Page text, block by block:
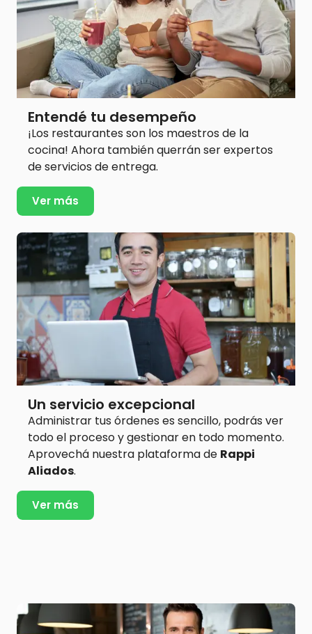
Entendé tu desempeño
¡Los restaurantes son los maestros de la
cocina! Ahora también querrán ser expertos
de servicios de entrega.
Ver más
Un servicio excepcional
Administrar tus órdenes es sencillo, podrás ver
todo el proceso y gestionar en todo momento.
Aprovechá nuestra plataforma de Rappi
Aliados.
Ver más